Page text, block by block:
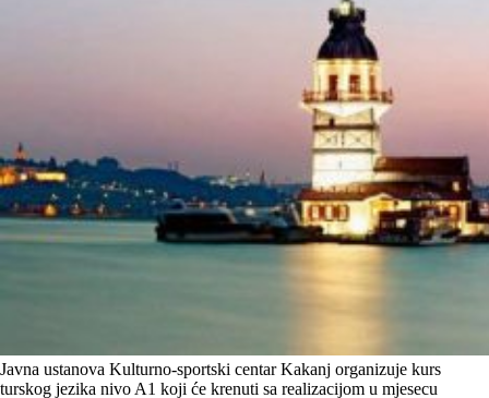
Javna ustanova Kulturno-sportski centar Kakanj organizuje kurs
turskog jezika nivo A1 koji će krenuti sa realizacijom u mjesecu